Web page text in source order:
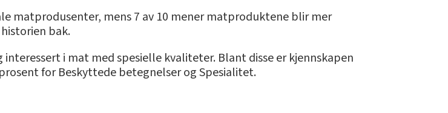
matprodusenter, mens 7 av 10 mener matproduktene blir mer
bak.
i mat med spesielle kvaliteter. Blant disse er kjennskapen
for Beskyttede betegnelser og Spesialitet.